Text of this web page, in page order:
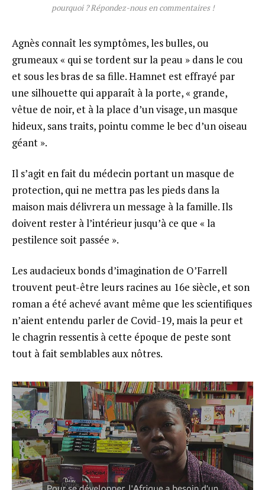
pourquoi ? Répondez-nous en commentaires !
Agnès connaît les symptômes, les bulles, ou
grumeaux « qui se tordent sur la peau » dans le cou
et sous les bras de sa fille. Hamnet est effrayé par
une silhouette qui apparaît à la porte, « grande,
vêtue de noir, et à la place d’un visage, un masque
hideux, sans traits, pointu comme le bec d’un oiseau
géant ».
Il s’agit en fait du médecin portant un masque de
protection, qui ne mettra pas les pieds dans la
maison mais délivrera un message à la famille. Ils
doivent rester à l’intérieur jusqu’à ce que « la
pestilence soit passée ».
Les audacieux bonds d’imagination de O’Farrell
trouvent peut-être leurs racines au 16e siècle, et son
roman a été achevé avant même que les scientifiques
n’aient entendu parler de Covid-19, mais la peur et
le chagrin ressentis à cette époque de peste sont
tout à fait semblables aux nôtres.